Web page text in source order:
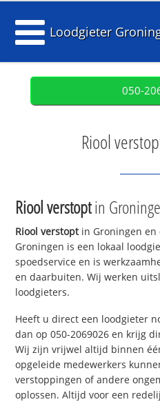
Loodgieter
050-
Riool
Riool verstoptin
Riool verstoptin Groningen en
Groningen is een lokaal
spoedservice en is
en daarbuiten. Wij werken
loodgieters.
Heeft u direct een loodgieter
dan op 050-2069026 en krijg
Wij zijn vrijwel altijd binnen
opgeleide medewerkers
verstoppingen of andere
oplossen. Altijd voor een